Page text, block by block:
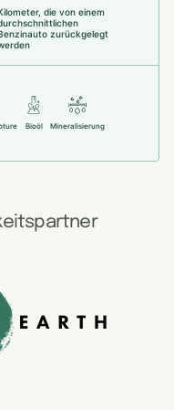
die von einem
zurückgelegt
Bioöl Mineralisierung